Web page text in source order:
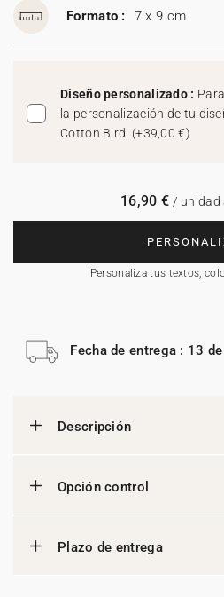
Formato : 7 x 9 cm
Diseño personalizado :
la personalización de tu
Cotton Bird. (+39,00 €)
Personaliza tus textos,
16,90 € / unidad
Fecha de entrega : 13
Descripción
Opción control
Plazo de entrega